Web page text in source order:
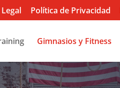
Política de Privacidad
Gimnasios y Fitness